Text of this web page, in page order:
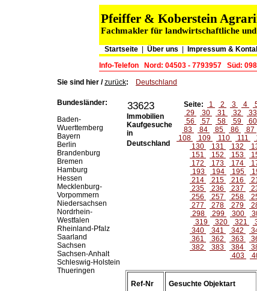
Pfeiffer & Koberstein
Fachmakler für landwirtschaftliche und
Startseite| Über uns Impressum &
Info-Telefon
Nord: 04503 - 7793957 Süd:
Sie sind hier /zurück: Deutschland
Bundesländer:
Baden-
Wuerttemberg
Bayern
Berlin
Brandenburg
Bremen
Hamburg
Hessen
Mecklenburg-
Vorpommern
Niedersachsen
Nordrhein-
Westfalen
Rheinland-Pfalz
Saarland
Sachsen
Sachsen-Anhalt
Schleswig-Holstein
Thueringen
33623
Immobilien
Kaufgesuche
in
Deutschland
Seite: 1 2 3 4
29
30 31 32 33
56
57 58 59 60
83
84 85 86 87
108
109 110 111
130
131 132
151
152 153
172
173 174
193
194 195
214
215 216
235
236 237
256
257 258
277
278 279
298
299 300
319
320 321
340
341 342
361
362 363
382
383 384
403
Ref-Nr Gesuchte Objektart